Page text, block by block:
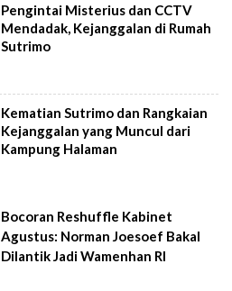
Pengintai Misterius dan CCTV
Mendadak, Kejanggalan di Rumah
Sutrimo
Kematian Sutrimo dan Rangkaian
Kejanggalan yang Muncul dari
Kampung Halaman
Bocoran Reshuffle Kabinet
Agustus: Norman Joesoef Bakal
Dilantik Jadi Wamenhan RI